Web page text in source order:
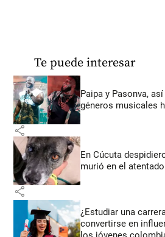
Te puede interesar
Paipa y Pasonva,
géneros musicales
share
En Cúcuta
murió en el
share
¿Estudiar una
convertirse en